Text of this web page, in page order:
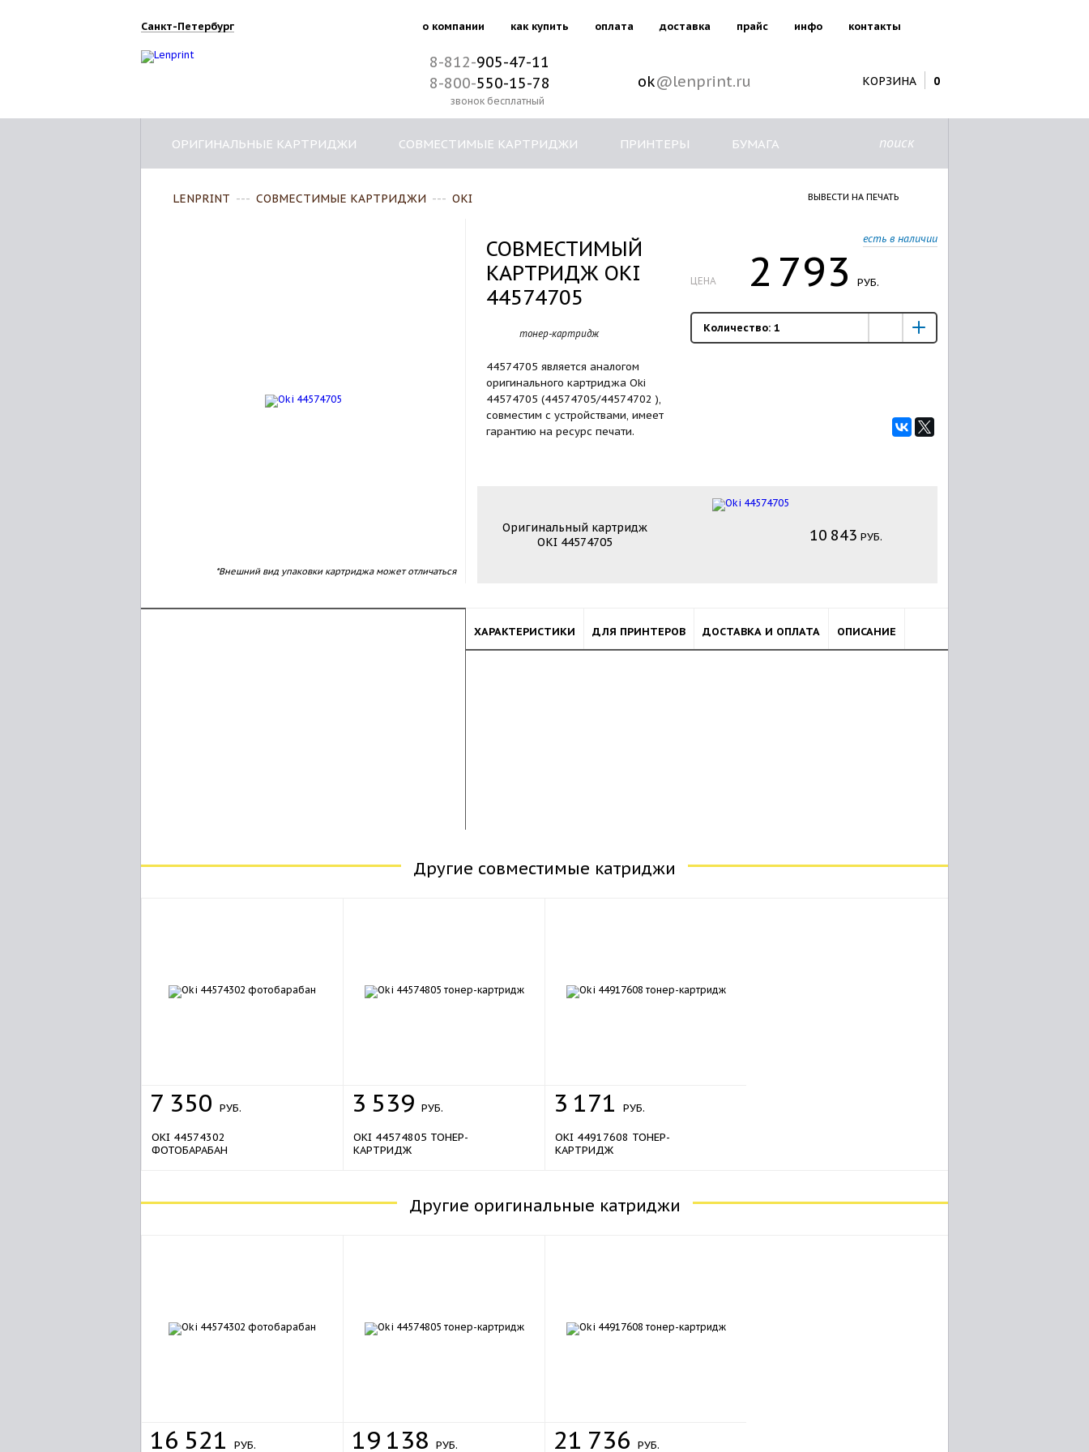
о компании как купить оплата доставка прайс инфо контакты
Санкт-Петербург
8-812-905-47-11
8-800-550-15-78
звонок бесплатный
ok@lenprint.ru КОРЗИНА 0
поиск
ОРИГИНАЛЬНЫЕ КАРТРИДЖИ СОВМЕСТИМЫЕ КАРТРИДЖИ ПРИНТЕРЫ БУМАГА
LENPRINT --- СОВМЕСТИМЫЕ КАРТРИДЖИ --- OKI ВЫВЕСТИ НА ПЕЧАТЬ
ЦЕНА 2 793 РУБ.
есть в наличии
Количество: 1
*Внешний вид упаковки картриджа может отличаться
СОВМЕСТИМЫЙ
КАРТРИДЖ OKI
44574705
тонер-картридж
44574705 является аналогом
оригинального картриджа Oki
44574705 (44574705/44574702 ),
совместим с устройствами, имеет
гарантию на ресурс печати.
Оригинальный картридж
OKI 44574705
10 843 РУБ.
ХАРАКТЕРИСТИКИ ДЛЯ ПРИНТЕРОВ ДОСТАВКА И ОПЛАТА ОПИСАНИЕ
Другие совместимые катриджи
7 350 РУБ.
OKI 44574302
ФОТОБАРАБАН
3 539 РУБ.
OKI 44574805 ТОНЕР-
КАРТРИДЖ
3 171 РУБ.
OKI 44917608 ТОНЕР-
КАРТРИДЖ
Другие оригинальные катриджи
16 521 РУБ. 19 138 РУБ. 21 736 РУБ.